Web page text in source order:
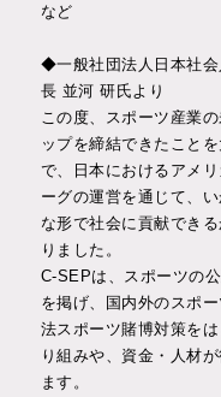
など
◆一般社団法人日本社
長 並河 研氏より
この度、スポーツ産業
ップを締結できたこと
で、日本におけるアメ
ーグの運営を通じて、
な形で社会に貢献でき
りました。
C-SEPは、スポーツの
を掲げ、国内外のスポ
法スポーツ賭博対策を
り組みや、資金・人材
ます。